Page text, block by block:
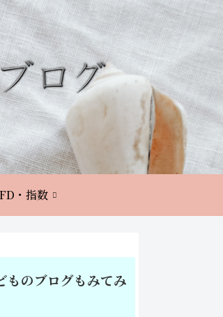
・指数
ものブログもみてみ